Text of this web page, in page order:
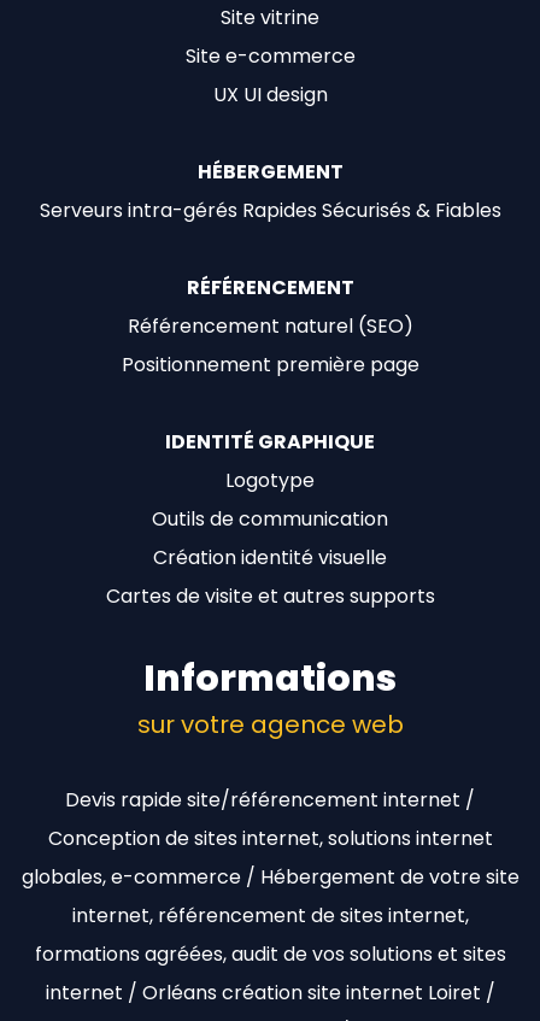
Site vitrine
Site e-commerce
UX UI design
HÉBERGEMENT
Serveurs intra-gérés Rapides Sécurisés & Fiables
RÉFÉRENCEMENT
Référencement naturel (SEO)
Positionnement première page
IDENTITÉ GRAPHIQUE
Logotype
Outils de communication
Création identité visuelle
Cartes de visite et autres supports
Informations
sur votre agence web
Devis rapide site/référencement internet /
Conception de sites internet, solutions internet
globales, e-commerce / Hébergement de votre site
internet, référencement de sites internet,
formations agréées, audit de vos solutions et sites
internet / Orléans création site internet Loiret /